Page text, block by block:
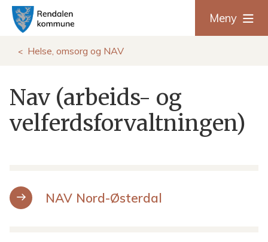
R
e
d
a
n
Meny
Du
her:
Helse, omsorg og NAV
Nav (arbeids- og
velferdsforvaltningen)
NAV Nord-Østerdal